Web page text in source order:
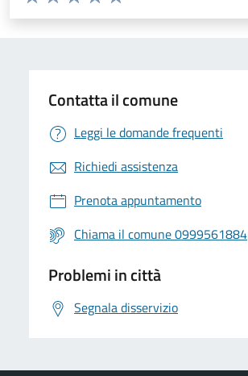
Valuta 5 stelle su 5
Valuta 4 stelle su 5
Valuta 3 stelle su 5
Valuta 2 stelle su 5
Valuta 1 stelle su 5
Contatta il comune
Leggi le domande frequenti
Richiedi assistenza
Prenota appuntamento
Chiama il comune 0999561884
Problemi in città
Segnala disservizio